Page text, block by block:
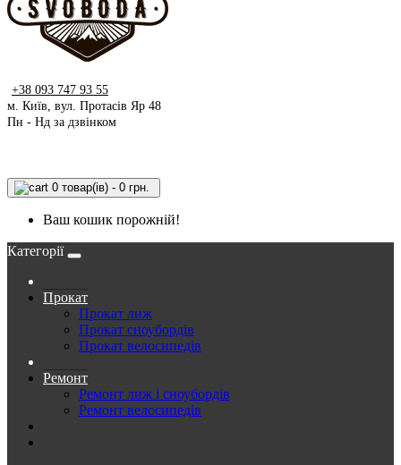
+38 093 747 93 55
м. Київ, вул. Протасів Яр 48
Пн - Нд за дзвінком
0 товар(ів) - 0 грн.
Ваш кошик порожній!
Категорії
Прокат
Прокат лиж
Прокат сноубордів
Прокат велосипедів
Ремонт
Ремонт лиж і сноубордів
Ремонт велосипедів